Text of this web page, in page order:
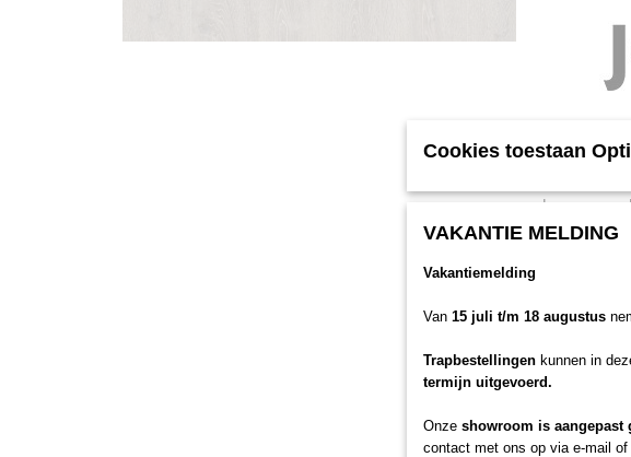
Luxe
duurzame
gezonde,
moderne
Hout is een
gelden dan
ook de
V4 rondom
Cookies toestaan
VAKANTIE MELDING
Vakantiemelding
Van 15 juli t/m 18 augustus
Trapbestellingen kunnen in
termijn uitgevoerd.
Onze showroom is aangepast
contact met ons op via e-mail of